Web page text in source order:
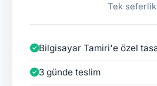
Tek seferlik
Bilgisayar Tamiri'e özel
3 günde teslim